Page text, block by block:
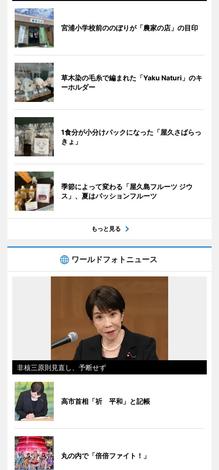
宮浦小学校前ののぼりが「農家の店」の目印
草木染の毛糸で編まれた「Yaku Naturi」のキ
ーホルダー
1食分が小分けパックになった「屋久さばらっ
きょ」
季節によって変わる「屋久島フルーツ ジウ
ス」、夏はパッションフルーツ
もっと見る
ワールドフォトニュース
非核三原則見直し、予断せず
高市首相「祈 平和」と記帳
丸の内で「倍倍ファイト！」